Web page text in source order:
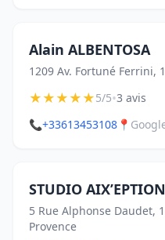
Alain ALBENTOSA
1209 Av. Fortuné Ferrini,
★★★★★5/5•3 avis
📞+33613453108 📍
STUDIO
5 Rue Alphonse Daudet,
Provence